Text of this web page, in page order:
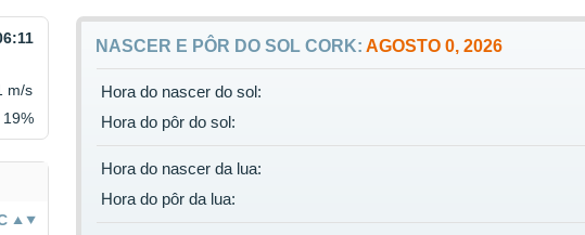
NASCER E PÔR DO SOL CORK:AGOSTO 0, 2026
Hora do nascer do sol:
Hora do pôr do sol:
Hora do nascer da lua:
Hora do pôr da lua:
m/s
19%